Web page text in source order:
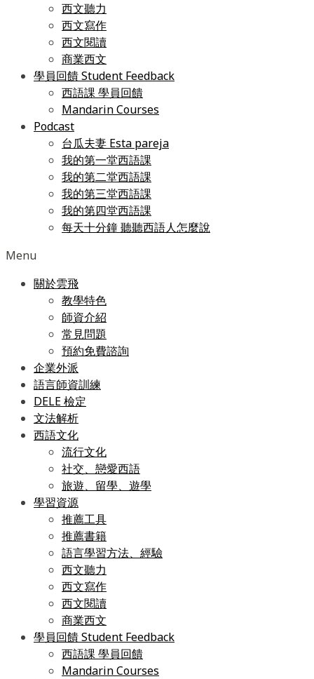
西文聽力
西文寫作
西文閱讀
商業西文
學員回饋 Student Feedback
西語課 學員回饋
Mandarin Courses
Podcast
台瓜夫妻 Esta pareja
我的第一堂西語課
我的第二堂西語課
我的第三堂西語課
我的第四堂西語課
每天十分鐘 聽聽西語人怎麼說
Menu
關於雲飛
教學特色
師資介紹
常見問題
預約免費諮詢
企業外派
語言師資訓練
DELE 檢定
文法解析
西語文化
流行文化
社交、戀愛西語
旅遊、留學、遊學
學習資源
推薦工具
推薦書籍
語言學習方法、經驗
西文聽力
西文寫作
西文閱讀
商業西文
學員回饋 Student Feedback
西語課 學員回饋
Mandarin Courses